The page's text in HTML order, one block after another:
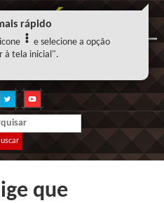
que
rápido
e selecione a opção
à tela inicial".